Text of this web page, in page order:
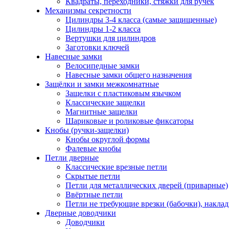
Механизмы секретности
Цилиндры 3-4 класса (самые защищенные)
Цилиндры 1-2 класса
Вертушки для цилиндров
Заготовки ключей
Навесные замки
Велосипедные замки
Навесные замки общего назначения
Защёлки и замки межкомнатные
Защелки с пластиковым язычком
Классические защелки
Магнитные защелки
Шариковые и роликовые фиксаторы
Кнобы (ручки-защелки)
Кнобы округлой формы
Фалевые кнобы
Петли дверные
Классические врезные петли
Скрытые петли
Петли для металлических дверей (приварные)
Ввёртные петли
Петли не требующие врезки (бабочки),
Дверные доводчики
Доводчики